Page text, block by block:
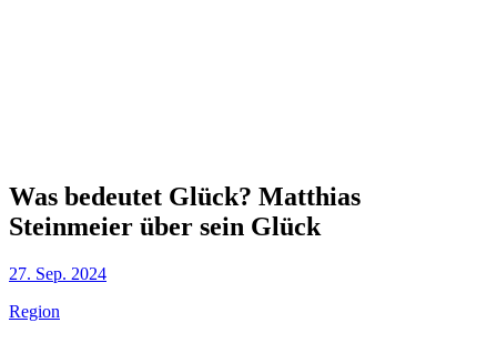
Was bedeutet Glück? Matthias
Steinmeier über sein Glück
27. Sep. 2024
Region